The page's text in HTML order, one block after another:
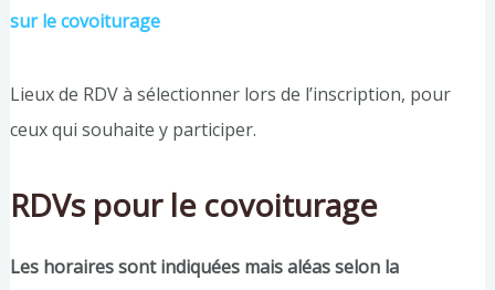
sur le covoiturage
Lieux de RDV à sélectionner lors de l’inscription, pour
ceux qui souhaite y participer.
RDVs pour le covoiturage
Les horaires sont indiquées mais aléas selon la